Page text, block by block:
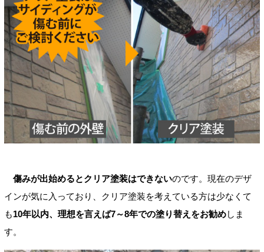
傷みが出始めるとクリア塗装はできないのです。現在のデザ
インが気に入っており、クリア塗装を考えている方は少なくて
も10年以内、理想を言えば7～8年での塗り替えをお勧めしま
す。